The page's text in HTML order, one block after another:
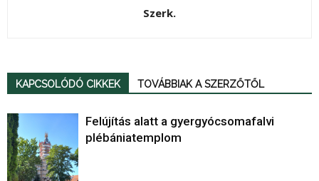
Szerk.
KAPCSOLÓDÓ CIKKEK TOVÁBBIAK A SZERZŐTŐL
Felújítás alatt a gyergyócsomafalvi
plébániatemplom